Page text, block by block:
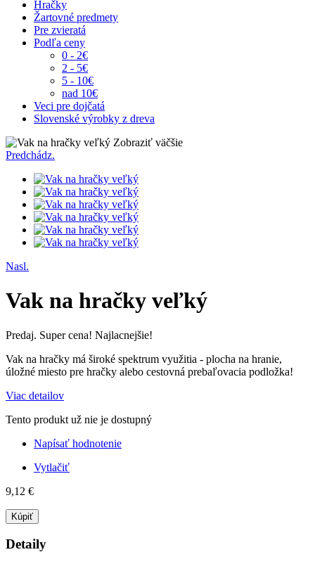
Hračky
Žartovné predmety
Pre zvieratá
Podľa ceny
0 - 2€
2 - 5€
5 - 10€
nad 10€
Veci pre dojčatá
Slovenské výrobky z dreva
Zobraziť väčšie
Predchádz.
Nasl.
Vak na hračky veľký
Predaj. Super cena! Najlacnejšie!
Vak na hračky má široké spektrum využitia - plocha na hranie,
úložné miesto pre hračky alebo cestovná prebaľovacia podložka!
Viac detailov
Tento produkt už nie je dostupný
Napísať hodnotenie
Vytlačiť
9,12 €
Kúpiť
Detaily